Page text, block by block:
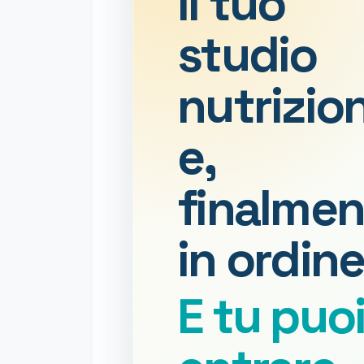
studio
e,
in
E tu puoi